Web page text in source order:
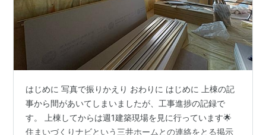
はじめに 写真で振りかえり おわりに はじめに 上棟の記
事から間があいてしまいましたが、工事進捗の記録で
す。 上棟してからは週1建築現場を見に行っています🌟
住まいづくりナビという三井ホームとの連絡をとる掲示